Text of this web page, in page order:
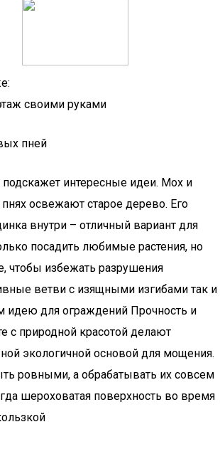
своими руками
пней
интересные идеи. Мох и
пнях освежают старое дерево. Его
внутри – отличный вариант для
посадить любимые растения, но
чтобы избежать разрушения
ветви с изящными изгибами так и
идею для ограждений Прочность и
с природной красотой делают
экологичной основой для мощения.
ровными, а обрабатывать их совсем
шероховатая поверхность во время